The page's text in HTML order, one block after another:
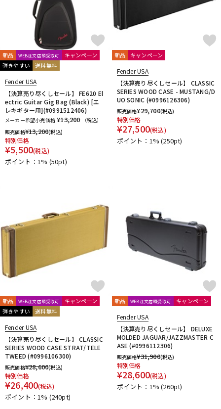
新品 WEB注文店頭受取可
キャンペーン
弾きやすい
送料無料
Fender USA
【決算売り尽くしセール】 FE620 El
ectric Guitar Gig Bag (Black) [エ
レキギター用](#0991512406)
メーカー希望小売価格 ¥13,200
（税込）
販売価格¥13,200(税込)
特別価格
¥5,500(税込)
ポイント：1% (50pt)
新品 キャンペーン
Fender USA
【決算売り尽くしセール】 CLASSIC
SERIES WOOD CASE - MUSTANG/D
UO SONIC (#0996126306)
販売価格¥29,700(税込)
特別価格
¥27,500(税込)
ポイント：1%(250pt)
新品 WEB注文店頭受取可
キャンペーン
弾きやすい
送料無料
Fender USA
【決算売り尽くしセール】 CLASSIC
SERIES WOOD CASE STRAT/TELE
TWEED (#0996106300)
販売価格¥28,600(税込)
特別価格
¥26,400(税込)
ポイント：1% (240pt)
新品 WEB注文店頭受取可 キャンペーン
Fender USA
【決算売り尽くしセール】 DELUXE
MOLDED JAGUAR/JAZZMASTER C
ASE (#0996112306)
販売価格¥31,900(税込)
特別価格
¥28,600(税込)
ポイント：1%(260pt)